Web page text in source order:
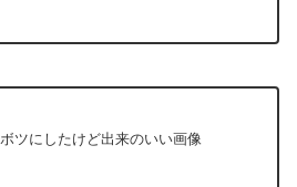
ボツにしたけど出来のいい画像